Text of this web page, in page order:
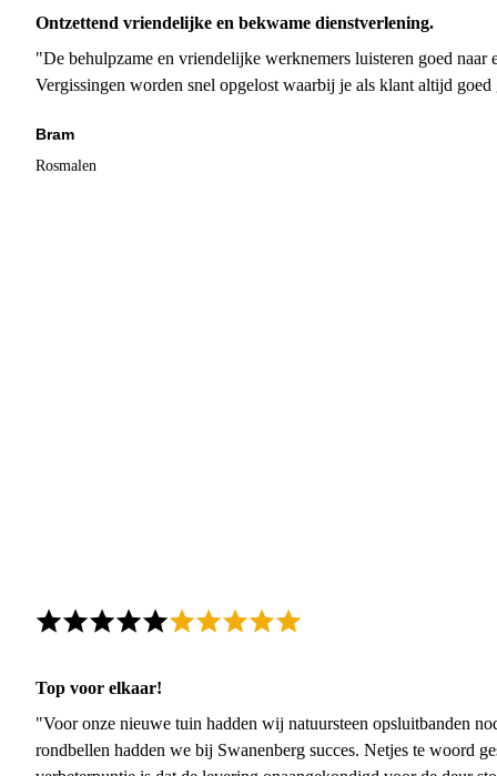
Ontzettend vriendelijke en bekwame dienstverlening.
"De behulpzame en vriendelijke werknemers luisteren goed naar
Vergissingen worden snel opgelost waarbij je als klant altijd
Bram
Rosmalen
Top voor elkaar!
"Voor onze nieuwe tuin hadden wij natuursteen opsluitbanden
rondbellen hadden we bij Swanenberg succes. Netjes te woord